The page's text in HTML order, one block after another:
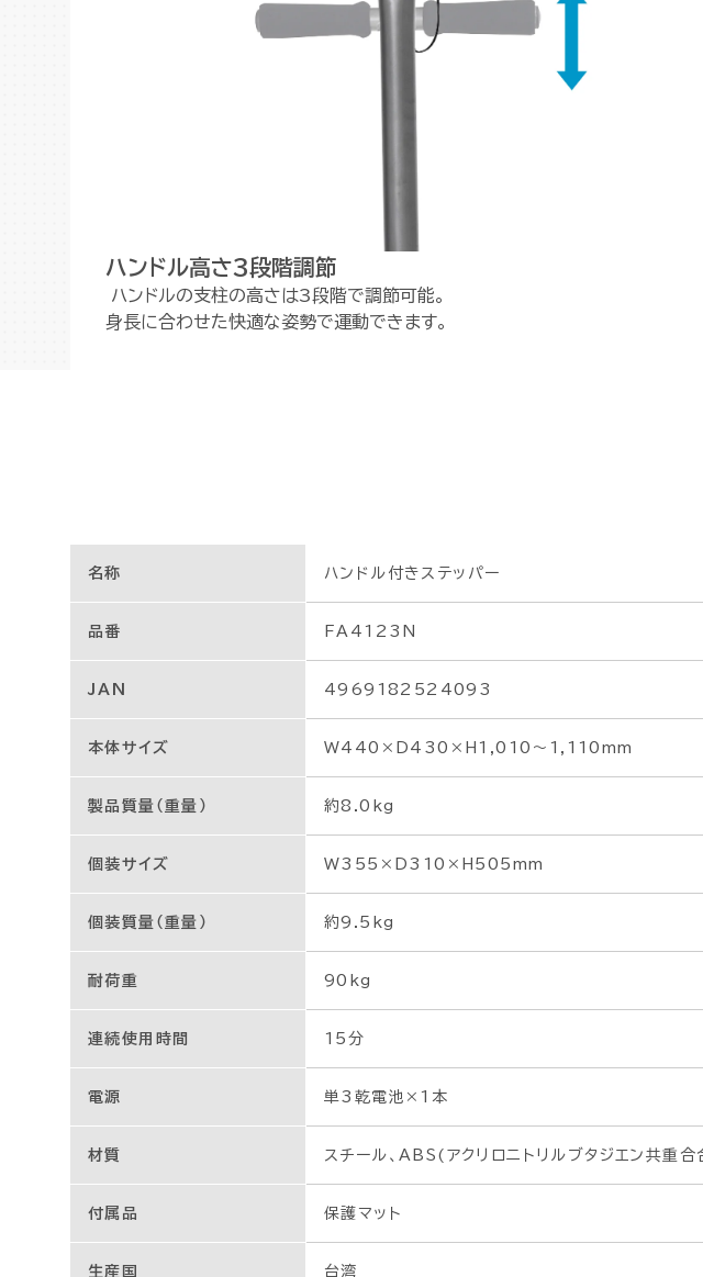
ハンドル高さ3段階調節
ハンドルの支柱の高さは3段階で調節可能。
身長に合わせた快適な姿勢で運動できます。
名称 ハンドル付きステッパー
品番 FA4123N
JAN 4969182524093
本体サイズ W440×D430×H1,010～1,110mm
製品質量（重量） 約8.0kg
個装サイズ W355×D310×H505mm
個装質量（重量） 約9.5kg
耐荷重 90kg
連続使用時間 15分
電源 単3乾電池×1本
材質 スチール、ABS(アクリロニトリルブタジエン共重
付属品 保護マット
生産国 台湾